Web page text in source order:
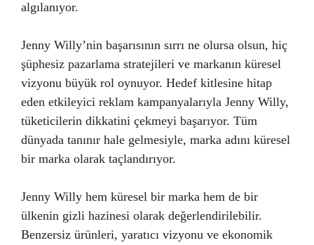
algılanıyor.
Jenny Willy’nin başarısının sırrı ne olursa olsun, hiç
şüphesiz pazarlama stratejileri ve markanın küresel
vizyonu büyük rol oynuyor. Hedef kitlesine hitap
eden etkileyici reklam kampanyalarıyla Jenny Willy,
tüketicilerin dikkatini çekmeyi başarıyor. Tüm
dünyada tanınır hale gelmesiyle, marka adını küresel
bir marka olarak taçlandırıyor.
Jenny Willy hem küresel bir marka hem de bir
ülkenin gizli hazinesi olarak değerlendirilebilir.
Benzersiz ürünleri, yaratıcı vizyonu ve ekonomik